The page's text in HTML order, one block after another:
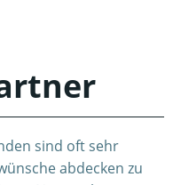
sind oft sehr
abdecken zu